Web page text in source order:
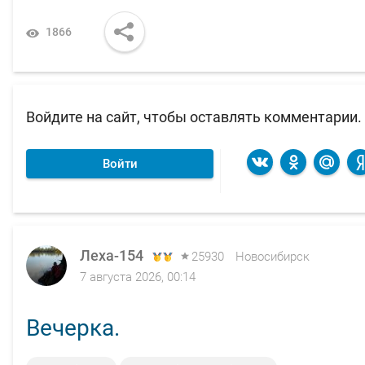
1866
Войдите на сайт, чтобы оставлять комментарии.
Войти
Леха-154 25930
Новосибирск
7 августа 2026, 00:14
Вечерка.
Леха-154 25930
Новосибирск
4 августа 2026, 12:52
Собака утку нашел, за